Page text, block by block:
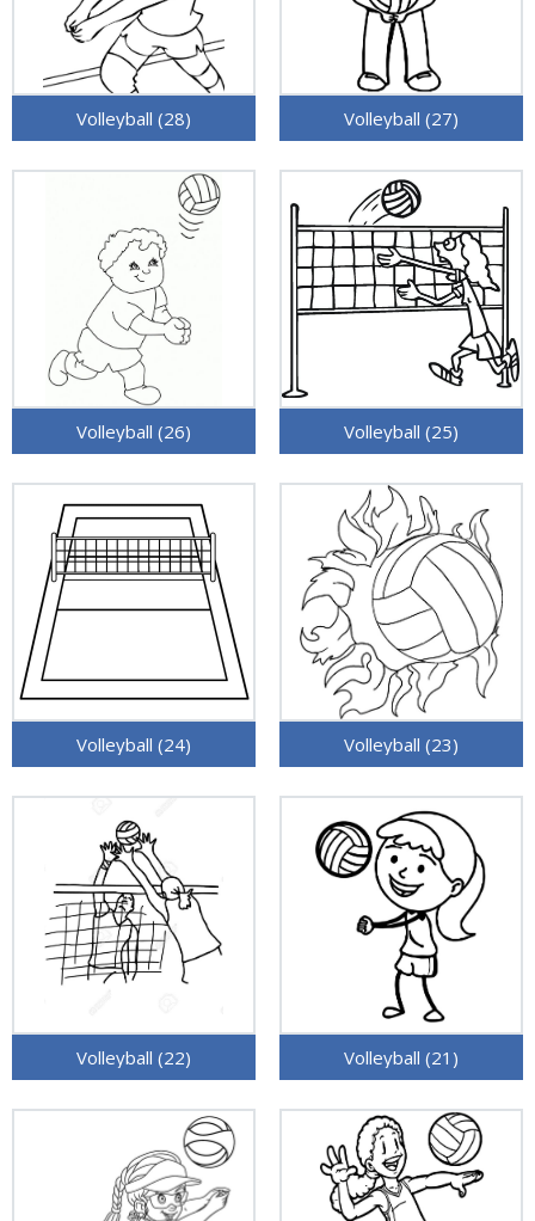
Volleyball (28) Volleyball (27)
Volleyball (26) Volleyball (25)
Volleyball (24) Volleyball (23)
Volleyball (22) Volleyball (21)